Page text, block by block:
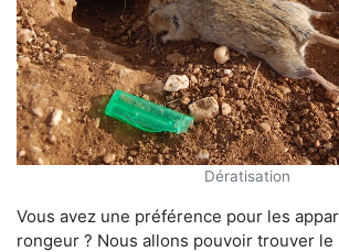
Dératisation
Vous avez une préférence pour les
rongeur ? Nous allons pouvoir trouver